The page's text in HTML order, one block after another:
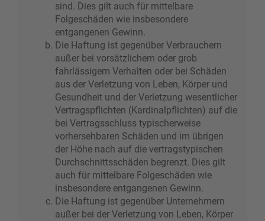
sind. Dies gilt auch für mittelbare
Folgeschäden wie insbesondere
entgangenen Gewinn.
Die Haftung ist gegenüber Verbrauchern
außer bei vorsätzlichem oder grob
fahrlässigem Verhalten oder bei Schäden
aus der Verletzung von Leben, Körper und
Gesundheit und der Verletzung wesentlicher
Vertragspflichten (Kardinalpflichten) auf die
bei Vertragsschluss typischerweise
vorhersehbaren Schäden und im übrigen
der Höhe nach auf die vertragstypischen
Durchschnittsschäden begrenzt. Dies gilt
auch für mittelbare Folgeschäden wie
insbesondere entgangenen Gewinn.
Die Haftung ist gegenüber Unternehmern
außer bei der Verletzung von Leben, Körper